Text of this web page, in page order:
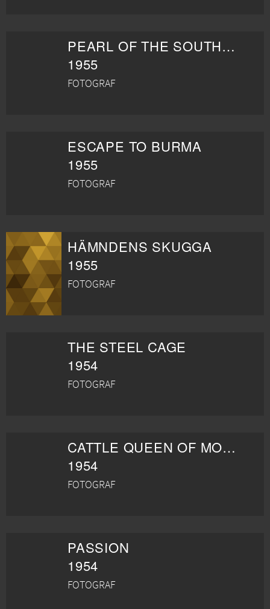
PEARL OF THE SOUTH PACIFIC
1955
FOTOGRAF
ESCAPE TO BURMA
1955
FOTOGRAF
HÄMNDENS SKUGGA
1955
FOTOGRAF
THE STEEL CAGE
1954
FOTOGRAF
CATTLE QUEEN OF MONTANA
1954
FOTOGRAF
PASSION
1954
FOTOGRAF